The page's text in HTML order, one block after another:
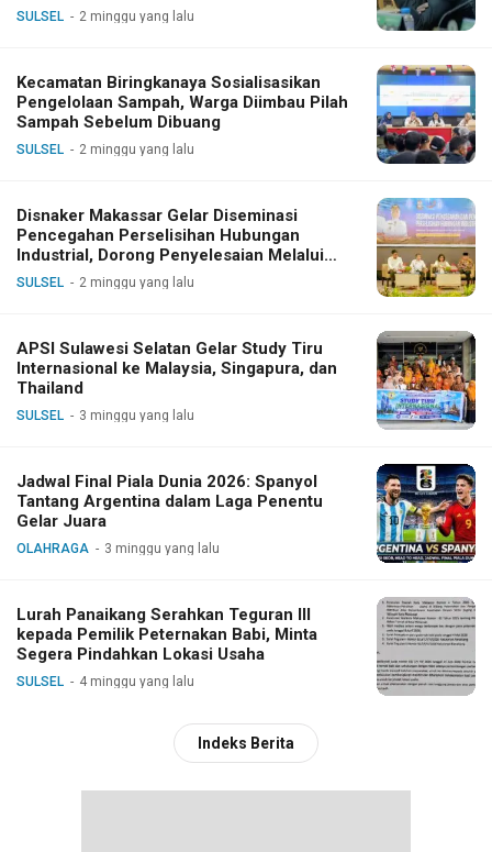
SULSEL 2 minggu yang lalu
Kecamatan Biringkanaya Sosialisasikan
Pengelolaan Sampah, Warga Diimbau Pilah
Sampah Sebelum Dibuang
SULSEL 2 minggu yang lalu
Disnaker Makassar Gelar Diseminasi
Pencegahan Perselisihan Hubungan
Industrial, Dorong Penyelesaian Melalui
Dialog
SULSEL 2 minggu yang lalu
APSI Sulawesi Selatan Gelar Study Tiru
Internasional ke Malaysia, Singapura, dan
Thailand
SULSEL 3 minggu yang lalu
Jadwal Final Piala Dunia 2026: Spanyol
Tantang Argentina dalam Laga Penentu
Gelar Juara
OLAHRAGA 3 minggu yang lalu
Lurah Panaikang Serahkan Teguran III
kepada Pemilik Peternakan Babi, Minta
Segera Pindahkan Lokasi Usaha
SULSEL 4 minggu yang lalu
Indeks Berita